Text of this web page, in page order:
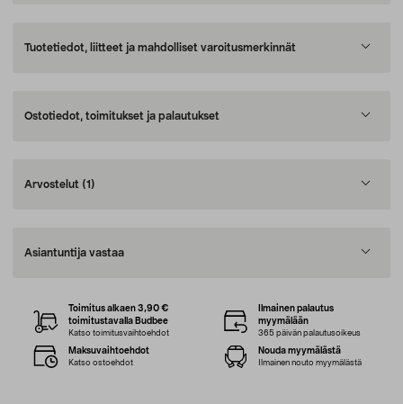
Tuotetiedot, liitteet ja mahdolliset varoitusmerkinnät
Ostotiedot, toimitukset ja palautukset
Arvostelut (1)
Asiantuntija vastaa
Toimitus alkaen 3,90 €
toimitustavalla Budbee
Katso toimitusvaihtoehdot
Ilmainen palautus
myymälään
365 päivän palautusoikeus
Maksuvaihtoehdot
Katso ostoehdot
Nouda myymälästä
Ilmainen nouto myymälästä